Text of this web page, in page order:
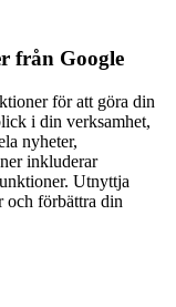
från Google
för att göra din
i din verksamhet,
nyheter,
inkluderar
Utnyttja
och förbättra din